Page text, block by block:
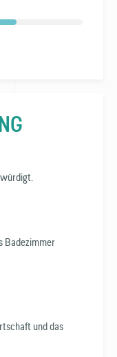
Badezimmer
und das